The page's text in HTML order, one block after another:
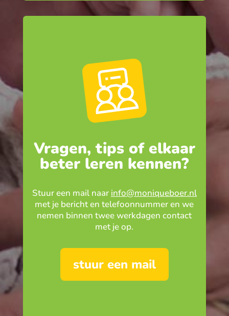
Vragen, tips of elkaar
beter leren kennen?
Stuur een mail naar info@moniqueboer.nl
met je bericht en telefoonnummer en we
nemen binnen twee werkdagen contact
met je op.
stuur een mail